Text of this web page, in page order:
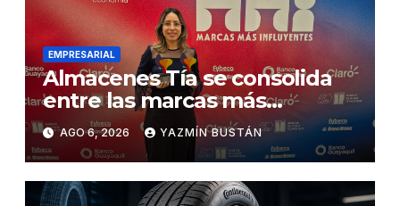
EMPRESARIAL
Almacenes Tía se consolida
entre las marcas más
influyentes del Ecuador
AGO 6, 2026 YAZMÍN BUSTÁN